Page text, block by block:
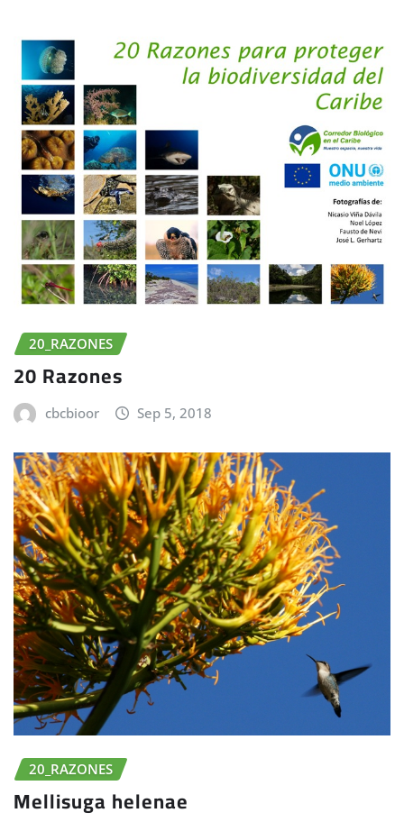
20_RAZONES
20 Razones
cbcbioor Sep 5, 2018
20_RAZONES
Mellisuga helenae